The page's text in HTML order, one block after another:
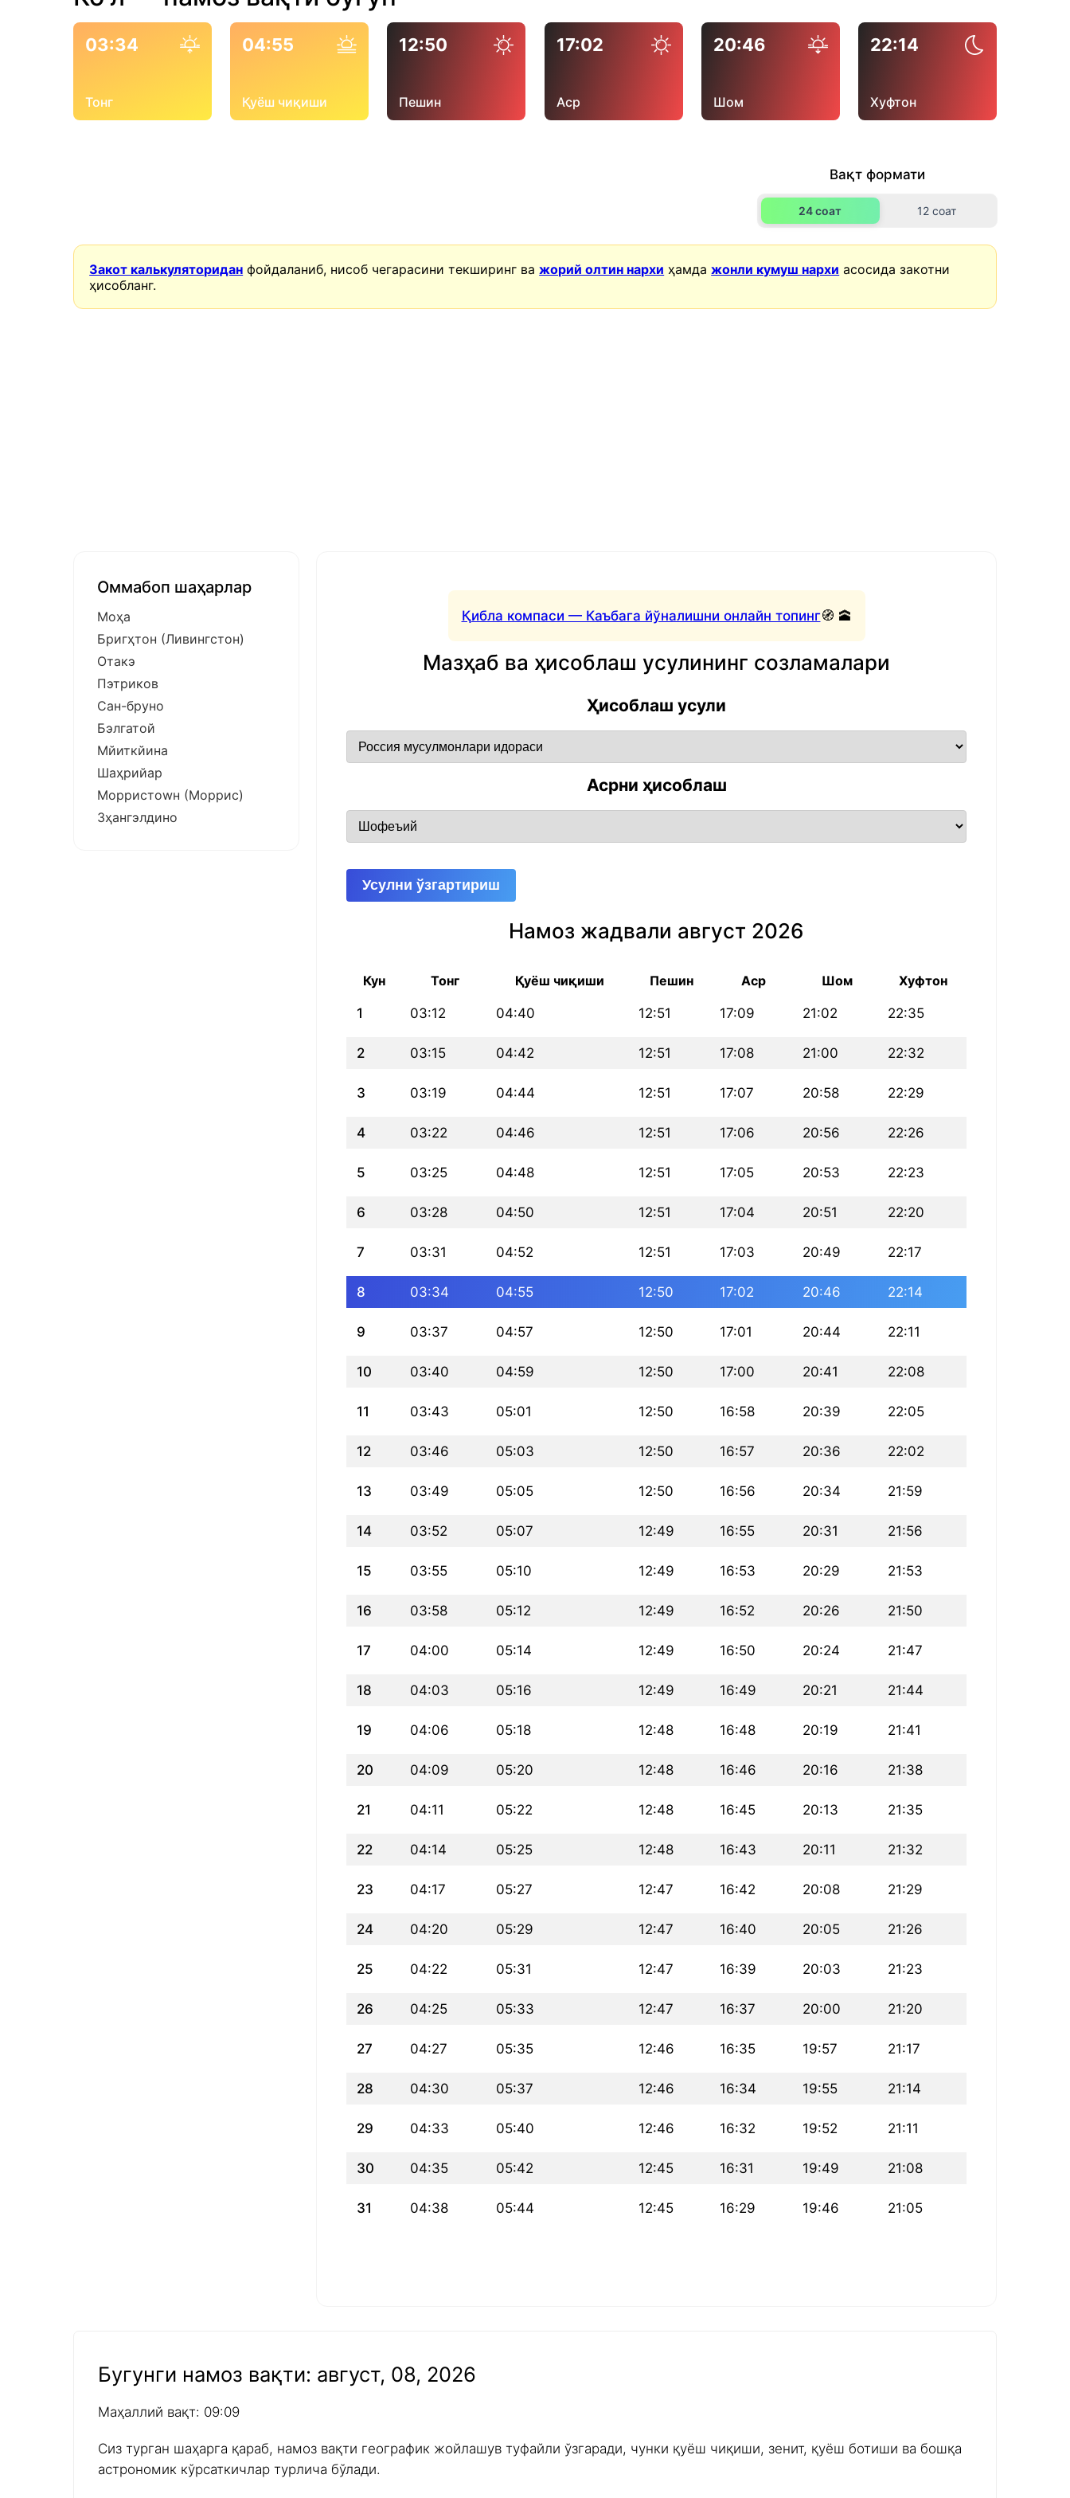
03:34
Тонг
04:55
Қуёш чиқиши
12:50
Пешин
17:02
Аср
20:46
Шом
22:14
Хуфтон
Вақт формати
24 соат 12 соат
Закот калькуляторидан фойдаланиб, нисоб чегарасини текширинг важорий олтин нархи ҳамдажонли кумуш нархи асосида закотни
ҳисобланг.
Қибла компаси — Каъбага йўналишни онлайн топинг🧭 🕋
Мазҳаб ва ҳисоблаш усулининг созламалари
Ҳисоблаш усули
Асрни ҳисоблаш
Усулни ўзгартириш
Намоз жадвали август 2026
Кун Тонг Қуёш чиқиши Пешин Аср Шом Хуфтон
1 03:12 04:40 12:51 17:09 21:02 22:35
2 03:15 04:42 12:51 17:08 21:00 22:32
3 03:19 04:44 12:51 17:07 20:58 22:29
4 03:22 04:46 12:51 17:06 20:56 22:26
5 03:25 04:48 12:51 17:05 20:53 22:23
6 03:28 04:50 12:51 17:04 20:51 22:20
7 03:31 04:52 12:51 17:03 20:49 22:17
8 03:34 04:55 12:50 17:02 20:46 22:14
9 03:37 04:57 12:50 17:01 20:44 22:11
10 03:40 04:59 12:50 17:00 20:41 22:08
11 03:43 05:01 12:50 16:58 20:39 22:05
12 03:46 05:03 12:50 16:57 20:36 22:02
13 03:49 05:05 12:50 16:56 20:34 21:59
14 03:52 05:07 12:49 16:55 20:31 21:56
15 03:55 05:10 12:49 16:53 20:29 21:53
16 03:58 05:12 12:49 16:52 20:26 21:50
17 04:00 05:14 12:49 16:50 20:24 21:47
18 04:03 05:16 12:49 16:49 20:21 21:44
19 04:06 05:18 12:48 16:48 20:19 21:41
20 04:09 05:20 12:48 16:46 20:16 21:38
21 04:11 05:22 12:48 16:45 20:13 21:35
22 04:14 05:25 12:48 16:43 20:11 21:32
23 04:17 05:27 12:47 16:42 20:08 21:29
24 04:20 05:29 12:47 16:40 20:05 21:26
25 04:22 05:31 12:47 16:39 20:03 21:23
26 04:25 05:33 12:47 16:37 20:00 21:20
27 04:27 05:35 12:46 16:35 19:57 21:17
28 04:30 05:37 12:46 16:34 19:55 21:14
29 04:33 05:40 12:46 16:32 19:52 21:11
30 04:35 05:42 12:45 16:31 19:49 21:08
31 04:38 05:44 12:45 16:29 19:46 21:05
Оммабоп шаҳарлар
Моҳа
Бригҳтон (Ливингстон)
Отакэ
Пэтриков
Сан-бруно
Бэлгатой
Мйиткйина
Шаҳрийар
Морристоwн (Моррис)
Зҳангэлдино
Бугунги намоз вақти: август, 08, 2026
Маҳаллий вақт: 09:09
Сиз турган шаҳарга қараб, намоз вақти географик жойлашув туфайли ўзгаради, чунки қуёш чиқиши, зенит, қуёш ботиши ва бошқа
астрономик кўрсаткичлар турлича бўлади.